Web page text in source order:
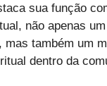
sua função
não apenas
mas também um
dentro da